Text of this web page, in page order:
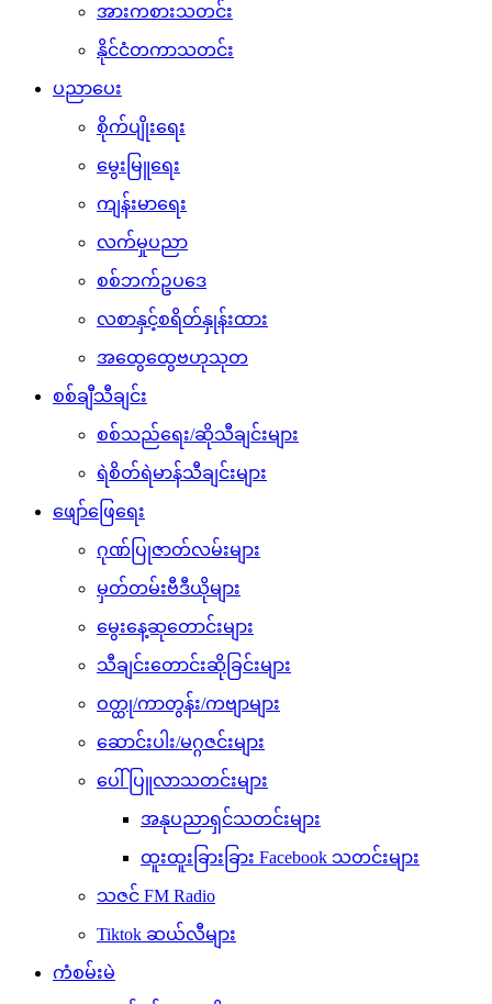
အားကစားသတင်း
နိုင်ငံတကာသတင်း
ပညာပေး
စိုက်ပျိုးရေး
မွေးမြူရေး
ကျန်းမာရေး
လက်မှုပညာ
စစ်ဘက်ဥပဒေ
လစာနှင့်စရိတ်နှုန်းထား
အထွေထွေဗဟုသုတ
စစ်ချီသီချင်း
စစ်သည်ရေး/ဆိုသီချင်းများ
ရဲစိတ်ရဲမာန်သီချင်းများ
ဖျော်ဖြေရေး
ဂုဏ်ပြုဇာတ်လမ်းများ
မှတ်တမ်းဗီဒီယိုများ
မွေးနေ့ဆုတောင်းများ
သီချင်းတောင်းဆိုခြင်းများ
ဝတ္ထု/ကာတွန်း/ကဗျာများ
ဆောင်းပါး/မဂ္ဂဇင်းများ
ပေါ်ပြူလာသတင်းများ
အနုပညာရှင်သတင်းများ
ထူးထူးခြားခြား Facebook သတင်းများ
သဇင် FM Radio
Tiktok ဆယ်လီများ
ကံစမ်းမဲ